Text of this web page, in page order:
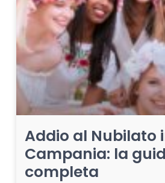
Addio al Nubilato
Campania: la
completa